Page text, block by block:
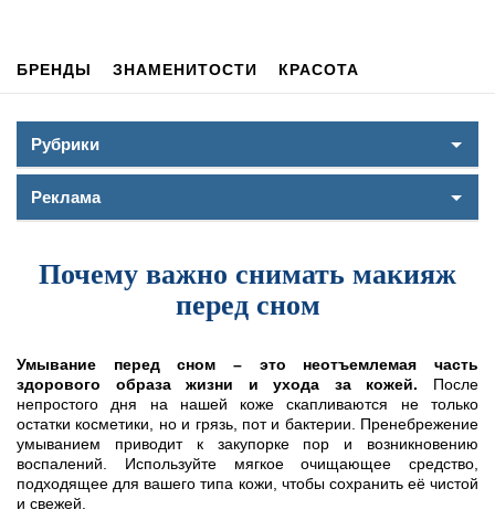
БРЕНДЫ ЗНАМЕНИТОСТИ КРАСОТА
Рубрики
Реклама
Почему важно снимать макияж
перед сном
Умывание перед сном – это неотъемлемая часть
здорового образа жизни и ухода за кожей. После
непростого дня на нашей коже скапливаются не только
остатки косметики, но и грязь, пот и бактерии. Пренебрежение
умыванием приводит к закупорке пор и возникновению
воспалений. Используйте мягкое очищающее средство,
подходящее для вашего типа кожи, чтобы сохранить её чистой
и свежей.